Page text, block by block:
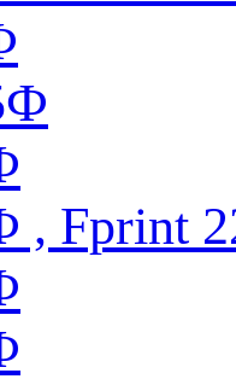
, Fprint